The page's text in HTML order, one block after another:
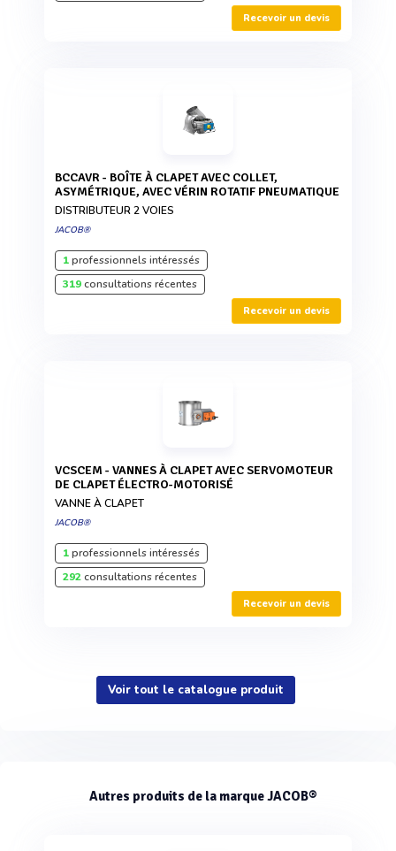
Recevoir un devis
BCCAVR - BOÎTE À CLAPET AVEC COLLET,
ASYMÉTRIQUE, AVEC VÉRIN ROTATIF PNEUMATIQUE
DISTRIBUTEUR 2 VOIES
JACOB®
1professionnels intéressés
319consultations récentes
Recevoir un devis
VCSCEM - VANNES À CLAPET AVEC SERVOMOTEUR
DE CLAPET ÉLECTRO-MOTORISÉ
VANNE À CLAPET
JACOB®
1professionnels intéressés
292consultations récentes
Recevoir un devis
Voir tout le catalogue produit
Autres produits de la marque JACOB®